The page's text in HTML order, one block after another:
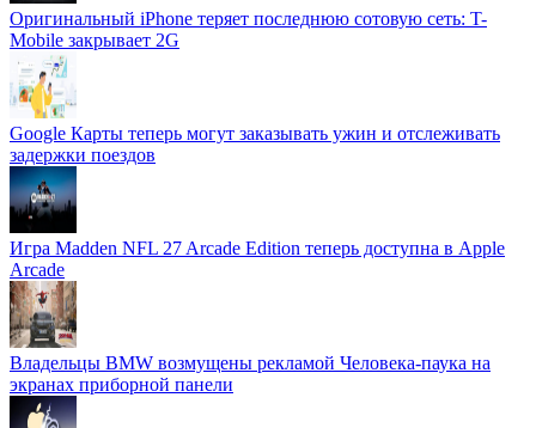
Оригинальный iPhone теряет последнюю сотовую сеть: T-
Mobile закрывает 2G
Google Карты теперь могут заказывать ужин и отслеживать
задержки поездов
Игра Madden NFL 27 Arcade Edition теперь доступна в Apple
Arcade
Владельцы BMW возмущены рекламой Человека-паука на
экранах приборной панели